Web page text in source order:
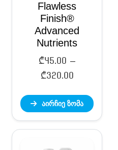
Flawless
Finish®
Advanced
Nutrients
₾ 45.00 –
₾ 320.00 Price
₾45.00
through
₾320.00
აირჩიე ზომა